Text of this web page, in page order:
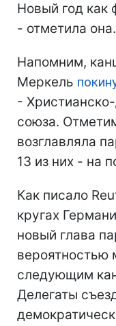
Новый год как
- отметила она.
Напомним,
Меркель
-
союза.
возглавляла
13 из них - на
Как писало
кругах
новый глава
вероятностью
следующим
Делегаты